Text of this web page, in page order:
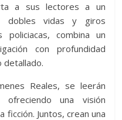
a sus lectores a un
dobles vidas y giros
policiacas, combina un
con profundidad
detallado.
Reales, se leerán
una visión
Juntos, crean una